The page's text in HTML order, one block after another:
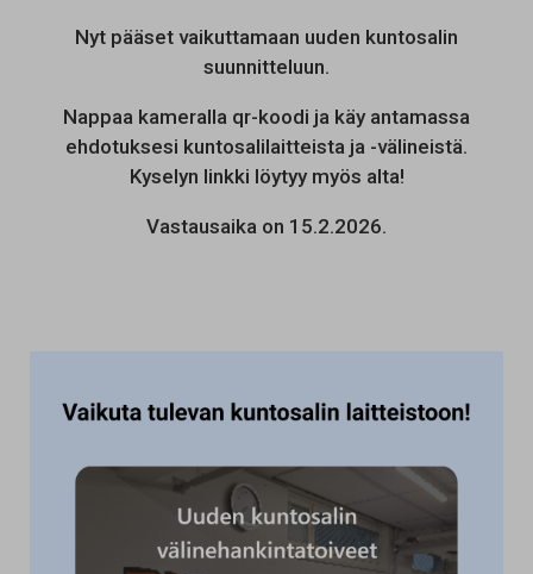
Nyt pääset vaikuttamaan uuden kuntosalin
suunnitteluun.
Nappaa kameralla qr-koodi ja käy antamassa
ehdotuksesi kuntosalilaitteista ja -välineistä.
Kyselyn linkki löytyy myös alta!
Vastausaika on 15.2.2026.